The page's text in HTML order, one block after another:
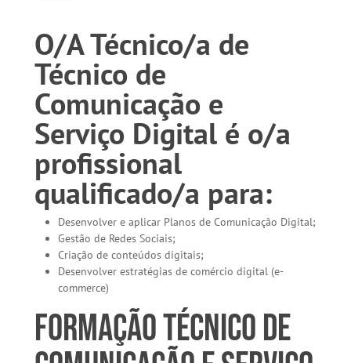
O/A Técnico/a de
Técnico de
Comunicação e
Serviço Digital é o/a
profissional
qualificado/a para:
Desenvolver e aplicar Planos de Comunicação Digital;
Gestão de Redes Sociais;
Criação de conteúdos digitais;
Desenvolver estratégias de comércio digital (e-
commerce)
Formação Técnico de